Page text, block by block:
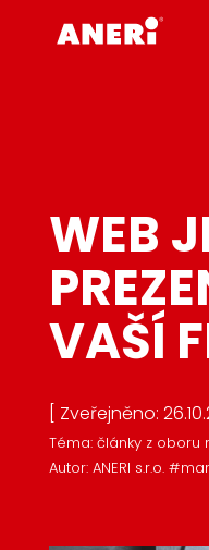
WEB
VAŠÍ
[ Zveřejněno:
Téma: články z oboru
Autor: ANERI s.r.o.